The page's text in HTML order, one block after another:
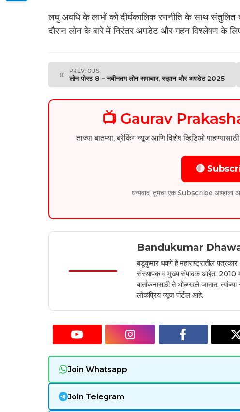
लघु अवधि के लाभों को दीर्घकालिक रणनीति के साथ
दौरान लोन के बारे में निरंतर अपडेट और गहन विश्लेषण के
« PREVIOUS
लोन पोस्ट 8 – नवीनतम लोन समाचार, रुझान और अपडेट 2025
📺 Gaurav
ताज्या बातम्या, ब्रेकिंग न्यूज आणि विशेष व्हिडिओ
🔴
धन्यवाद! तुमचा एक Subscribe आम्हाला
Bandukumar
बंडूकुमार धवणे हे महाराष्ट्रातील
संस्थापक व मुख्य संपादक आहेत. 2010 मध्ये
वार्तांकनासाठी ते ओळखले जातात.
लोकप्रिय न्यूज पोर्टल आहे.
Join Whatsapp
Join Telegram